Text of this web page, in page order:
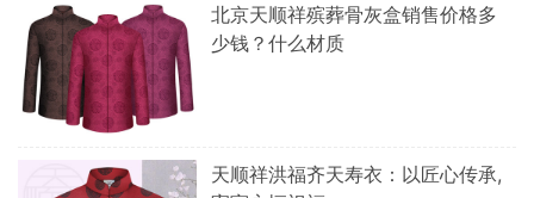
北京天顺祥殡葬骨灰盒销售价格多
少钱？什么材质
天顺祥洪福齐天寿衣：以匠心传承,